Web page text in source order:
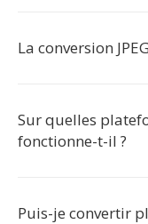
La conversion
Sur quelles
fonctionne-t-il ?
Puis-je convertir